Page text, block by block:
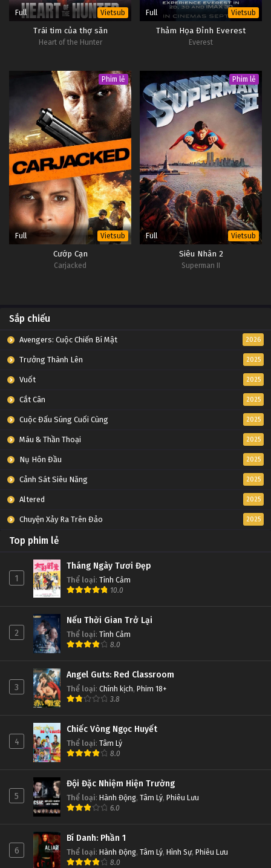
Full Vietsub
Trái tim của thợ săn
Heart of the Hunter
Full Vietsub
Thảm Họa Đỉnh Everest
Everest
Phim lẻ
Full Vietsub
Cướp Cạn
Carjacked
Phim lẻ
Full Vietsub
Siêu Nhân 2
Superman II
Sắp chiếu
Avengers: Cuộc Chiến Bí Mật 2026
Trưởng Thành Lên 2025
Vuốt 2025
Cắt Cân 2025
Cuộc Đấu Súng Cuối Cùng 2025
Máu & Thần Thoại 2025
Nụ Hôn Đầu 2025
Cảnh Sát Siêu Năng 2025
Altered 2025
Chuyện Xảy Ra Trên Đảo 2025
Top phim lẻ
1
Tháng Ngày Tươi Đẹp
Thể loại: Tình Cảm
10.0
2
Nếu Thời Gian Trở Lại
Thể loại: Tình Cảm
8.0
3
Angel Guts: Red Classroom
Thể loại: Chính kịch, Phim 18+
3.8
4
Chiếc Vòng Ngọc Huyết
Thể loại: Tâm Lý
8.0
5
Đội Đặc Nhiệm Hiện Trường
Thể loại: Hành Động, Tâm Lý, Phiêu Lưu
6.0
6
Bí Danh: Phần 1
Thể loại: Hành Động, Tâm Lý, Hình Sự, Phiêu Lưu
8.0